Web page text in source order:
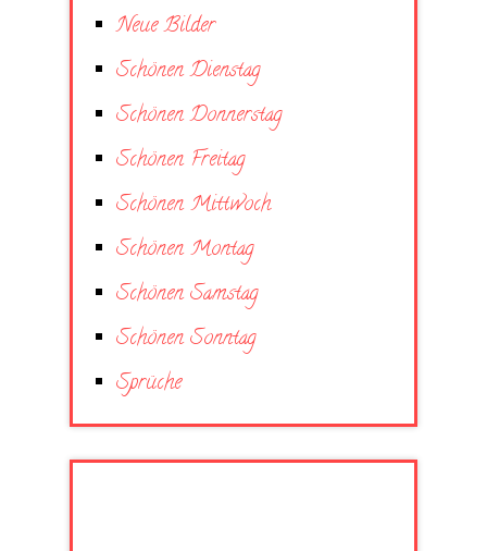
Neue Bilder
Schönen Dienstag
Schönen Donnerstag
Schönen Freitag
Schönen Mittwoch
Schönen Montag
Schönen Samstag
Schönen Sonntag
Sprüche